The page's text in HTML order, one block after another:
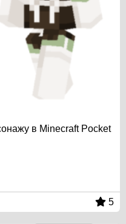
в Minecraft Pocket
5